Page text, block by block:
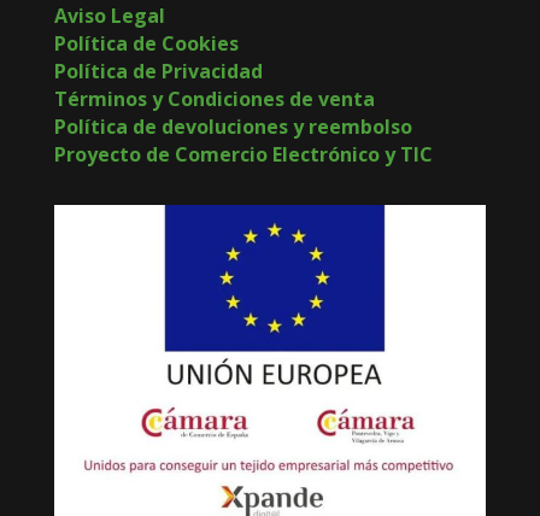
Aviso Legal
Política de Cookies
Política de Privacidad
Términos y Condiciones de venta
Política de devoluciones y reembolso
Proyecto de Comercio Electrónico y TIC